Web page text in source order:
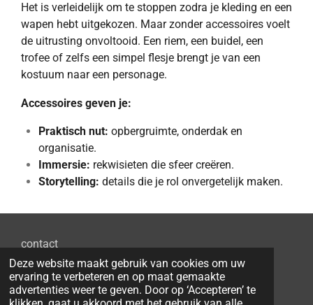
Deze website maakt gebruik van cookies om uw
ervaring te verbeteren en op maat gemaakte
advertenties weer te geven. Door op ‘Accepteren’ te
Het is verleidelijk om te stoppen zodra je kleding en een
wapen hebt uitgekozen. Maar zonder accessoires voelt
de uitrusting onvoltooid. Een riem, een buidel, een
trofee of zelfs een simpel flesje brengt je van een
kostuum naar een personage.
Accessoires geven je:
Praktisch nut: opbergruimte, onderdak en
organisatie.
Immersie: rekwisieten die sfeer creëren.
Storytelling: details die je rol onvergetelijk maken.
contact